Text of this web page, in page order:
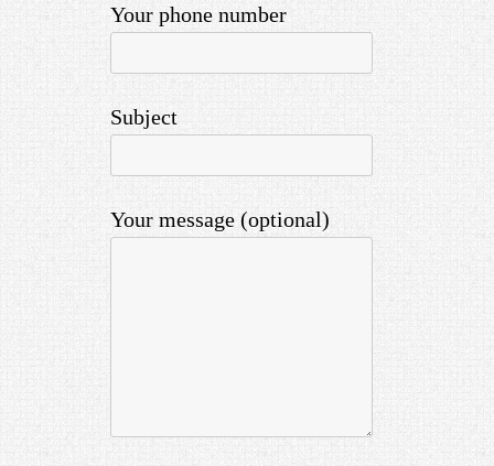
Your phone number
Subject
Your message (optional)